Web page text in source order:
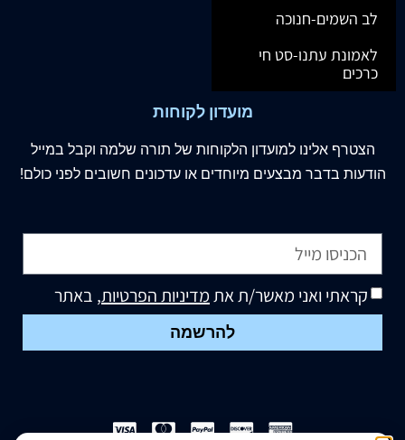
לב השמים-חנוכה
לאמונת עתנו-סט חי
כרכים
מועדון לקוחות
הצטרף אלינו למועדון הלקוחות של תורה שלמה וקבל במייל
הודעות בדבר מבצעים מיוחדים או עדכונים חשובים לפני כולם!
קראתי ואני מאשר/ת אתמדיניות הפרטיות, באתר
להרשמה